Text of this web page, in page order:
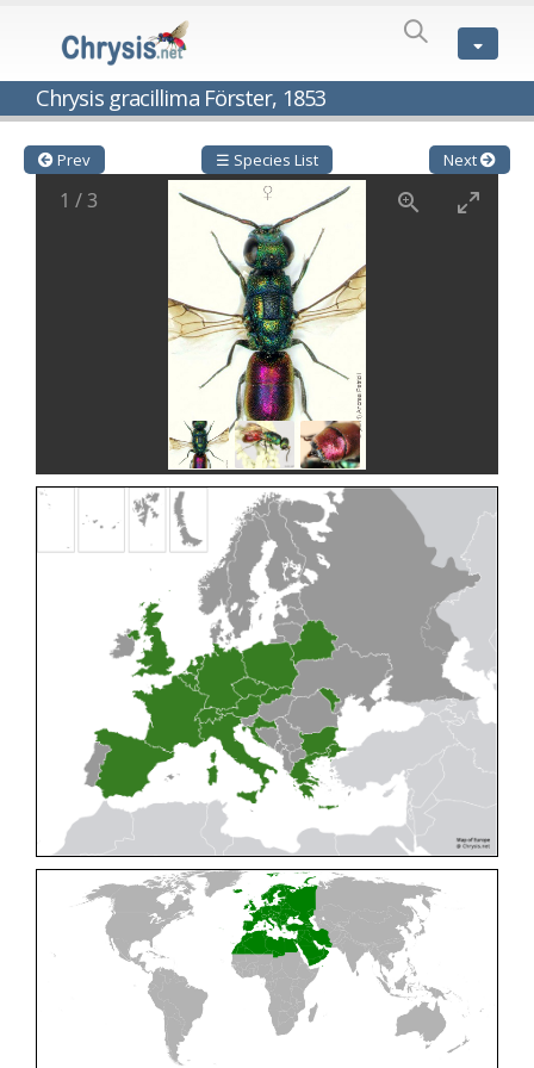
Chrysis gracillima Förster, 1853
Genus:
Cleptes
1802
Cleptes aerosusFörster, 1853
Cleptes afer
Lucas, 1849
(Fabricius, 1787)
Linsenmaier, 1994
Linsenmaier, 1968
Linsenmaier, 1968
Móczár, 2000
(Fabricius, 1793)
Cleptes nyonensisMóczár, 1997
Cleptes obsoletus
Semenov, 1891
Cleptes orientalis
Dahlbom, 1854
Lepeletier, 1806
Móczár, 1968
Buysson, 1886
Linsenmaier, 1986
Mocsáry, 1889
(Linnaeus, 1761)
Tournier, 1879
(Fabricius, 1794)
Cleptes triestensisMóczár, 2000
[E]
Elampus albipennis
Elampus ambiguusDahlbom, 1845
Elampus bidens(Förster, 1853)
Elampus cecchiniae (Semenov, 1967)
Elampus constrictus
(Förster, 1853)
Elampus foveatus
(Mocsáry, 1914)
(Buysson, 1892)
(Fabricius, 1804)
(Dahlbom, 1854)
(Semenov, 1967)
(Förster, 1853)
Prev ☰ Species List Next
1 /3